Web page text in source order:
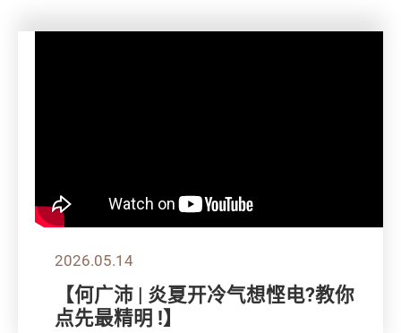
2026.05.14
【何广沛 | 炎夏开冷气想悭电?教你
点先最精明 !】